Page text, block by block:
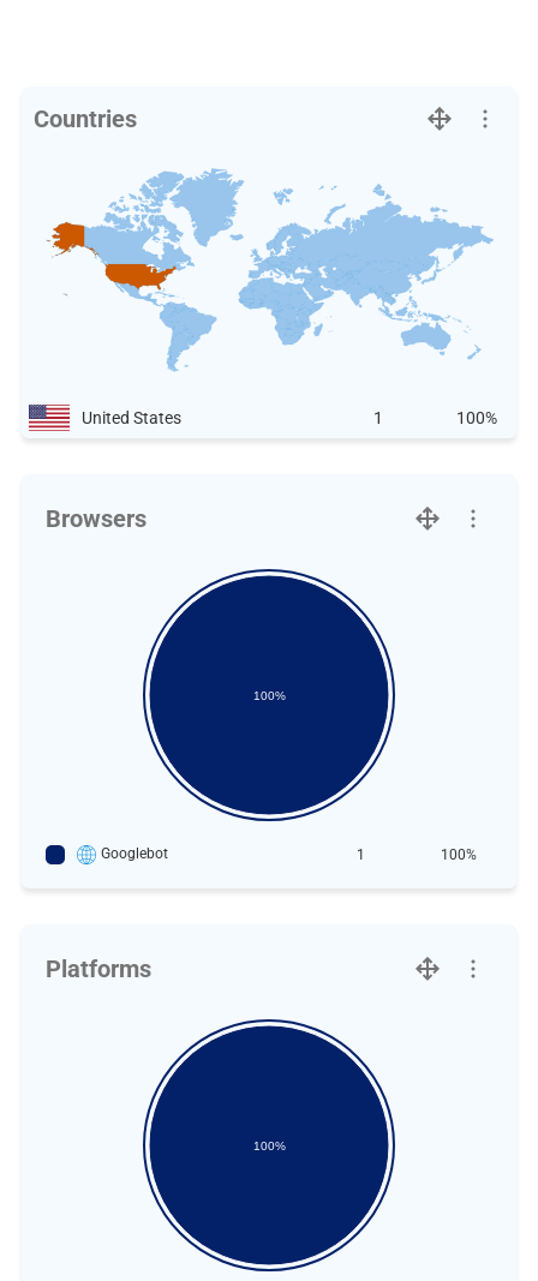
Countries
United States 1 100%
Browsers
100%
Googlebot 1 100%
Platforms
100%